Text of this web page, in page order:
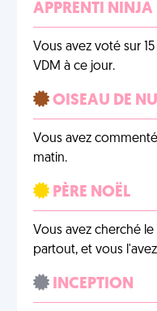
APPRENTI NINJA
Vous avez voté sur
VDM à ce jour.
OISEAU DE
Vous avez
matin.
PÈRE NOËL
Vous avez cherché
partout, et vous
INCEPTION